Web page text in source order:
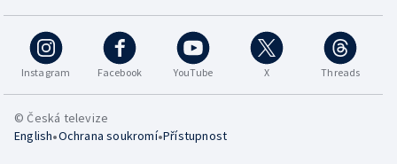
Instagram Facebook YouTube X Threads
© Česká televize
English•Ochrana soukromí•Přístupnost